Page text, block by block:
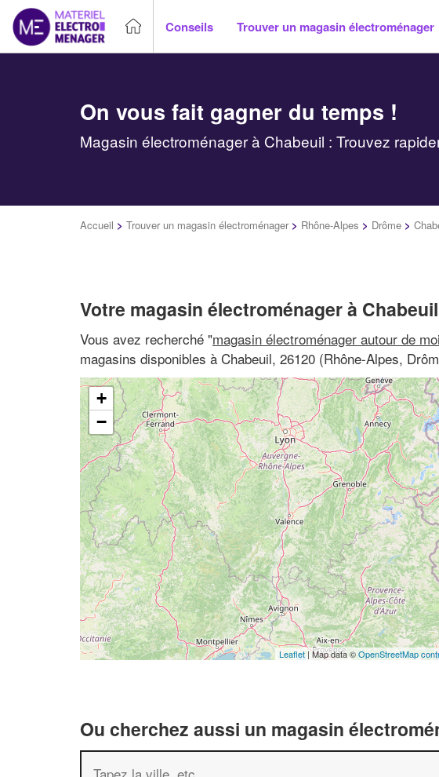
Conseils Trouver un magasin électroménager
On vous fait gagner du temps !
Magasin électroménager à Chabeuil : Trouvez
Accueil > Trouver un magasin électroménager > Rhône-Alpes > Drôme >
Votre magasin électroménager à Chabeuil
Vous avez recherché "magasin électroménager autour de moi
magasins disponibles à Chabeuil, 26120 (Rhône-Alpes,
+
−
Leaflet | Map data ©OpenStreetMap
Ou cherchez aussi un magasin